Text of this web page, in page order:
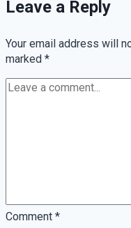
Leave a Reply
Your email address will
marked *
Comment *